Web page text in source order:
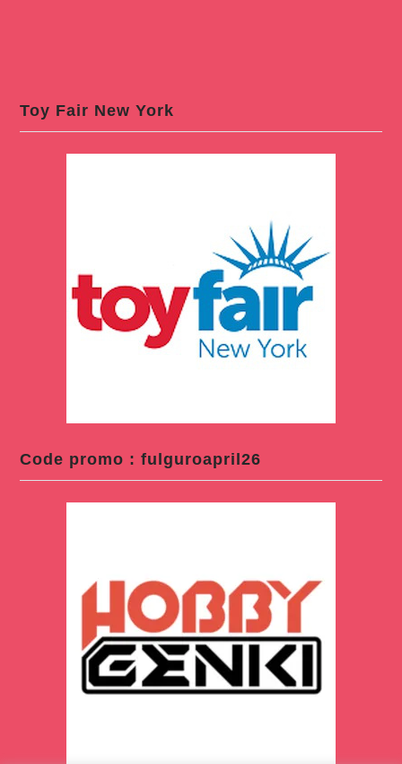
Toy Fair New York
Code promo : fulguroapril26